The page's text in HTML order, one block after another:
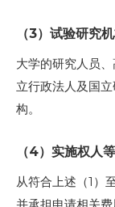
（3）试验研究
大学的研究人员
立行政法人及国
构。
（4）实施权人等
从符合上述（1）
并承担申请相关费